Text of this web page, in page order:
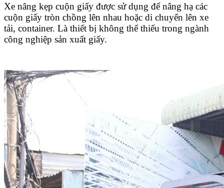
Xe nâng kẹp cuộn giấy được sử dụng để nâng hạ các
cuộn giấy tròn chồng lên nhau hoặc di chuyển lên xe
tải, container. Là thiết bị không thể thiếu trong ngành
công nghiệp sản xuất giấy.